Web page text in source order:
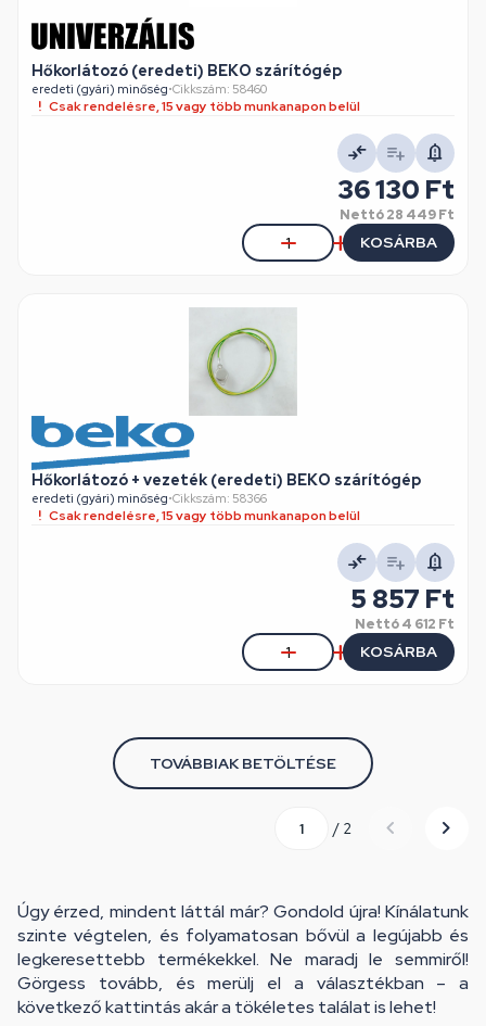
Hőkorlátozó (eredeti) BEKO szárítógép
eredeti (gyári) minőség•Cikkszám: 58460
Csak rendelésre, 15 vagy több munkanapon belül
36 130 Ft
Nettó28 449 Ft
KOSÁRBA
Hőkorlátozó + vezeték (eredeti) BEKO szárítógép
eredeti (gyári) minőség•Cikkszám: 58366
Csak rendelésre, 15 vagy több munkanapon belül
5 857 Ft
Nettó4 612 Ft
KOSÁRBA
TOVÁBBIAK BETÖLTÉSE
/ 2
Úgy érzed, mindent láttál már? Gondold újra! Kínálatunk
szinte végtelen, és folyamatosan bővül a legújabb és
legkeresettebb termékekkel. Ne maradj le semmiről!
Görgess tovább, és merülj el a választékban – a
következő kattintás akár a tökéletes találat is lehet!